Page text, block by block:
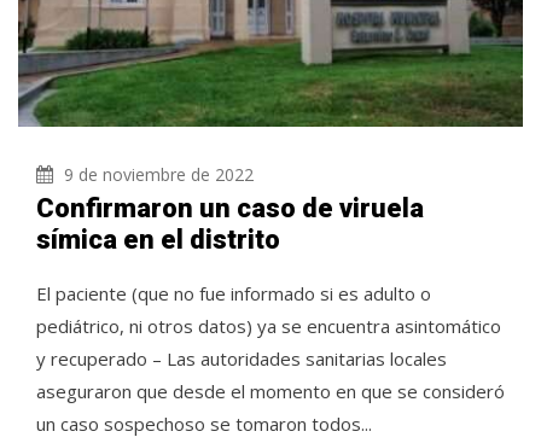
9 de noviembre de 2022
Confirmaron un caso de viruela
símica en el distrito
El paciente (que no fue informado si es adulto o
pediátrico, ni otros datos) ya se encuentra asintomático
y recuperado – Las autoridades sanitarias locales
aseguraron que desde el momento en que se consideró
un caso sospechoso se tomaron todos...